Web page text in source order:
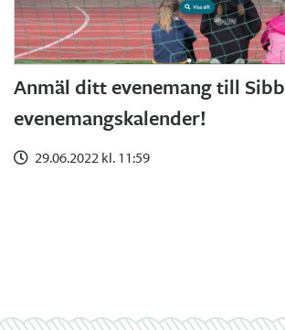
Anmäl ditt evenemang till
evenemangskalender!
29.06.2022 kl. 11:59